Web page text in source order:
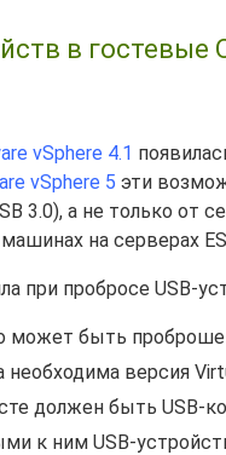
в
vSphere 4.1
vSphere 5 эти
3.0), а не только от
на серверах
при пробросе USB-
может быть
версия
должен быть USB-
к ним USB-